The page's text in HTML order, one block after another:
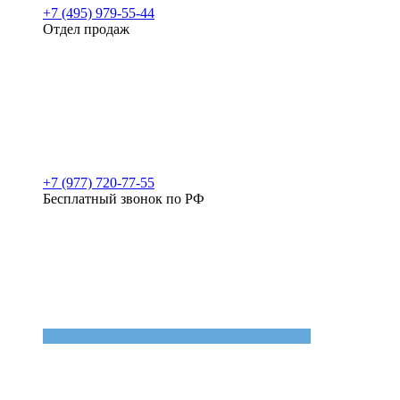
+7 (495) 979-55-44
Отдел продаж
+7 (977) 720-77-55
Бесплатный звонок по РФ